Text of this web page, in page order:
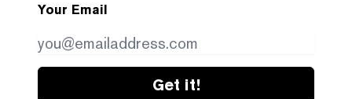
Your Email
Get it!